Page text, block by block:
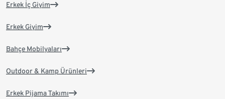
Erkek İç Giyim
Erkek Giyim
Bahçe Mobilyaları
Outdoor & Kamp Ürünleri
Erkek Pijama Takımı